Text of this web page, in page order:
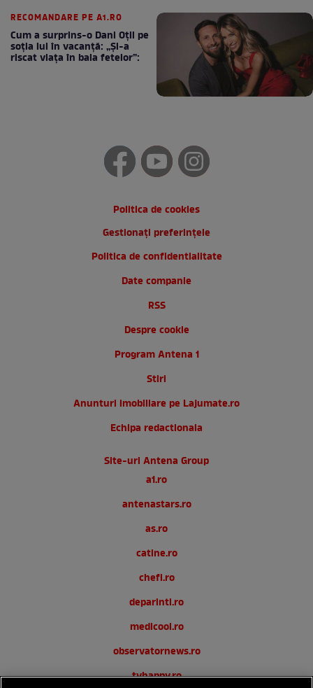
RECOMANDARE PE A1.RO
Cum a surprins-o Dani Oțil pe
soția lui în vacanță: „Și-a
riscat viața în baia fetelor”:
Politica de cookies
Gestionați preferințele
Politica de confidentialitate
Date companie
RSS
Despre cookie
Program Antena 1
Stiri
Anunturi imobiliare pe Lajumate.ro
Echipa redactionala
Site-uri Antena Group
a1.ro
antenastars.ro
as.ro
catine.ro
chefi.ro
deparinti.ro
medicool.ro
observatornews.ro
tvhappy.ro